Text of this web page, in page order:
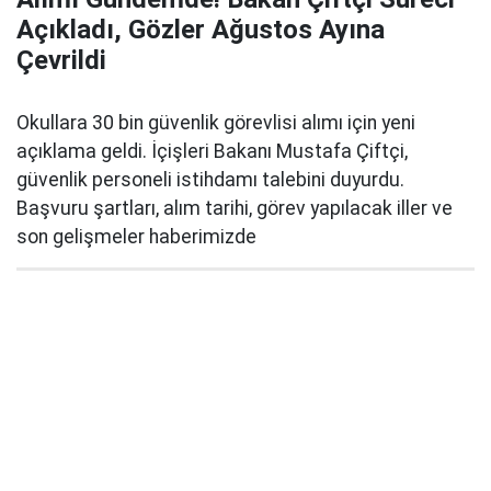
Açıkladı, Gözler Ağustos Ayına
Çevrildi
Okullara 30 bin güvenlik görevlisi alımı için yeni
açıklama geldi. İçişleri Bakanı Mustafa Çiftçi,
güvenlik personeli istihdamı talebini duyurdu.
Başvuru şartları, alım tarihi, görev yapılacak iller ve
son gelişmeler haberimizde